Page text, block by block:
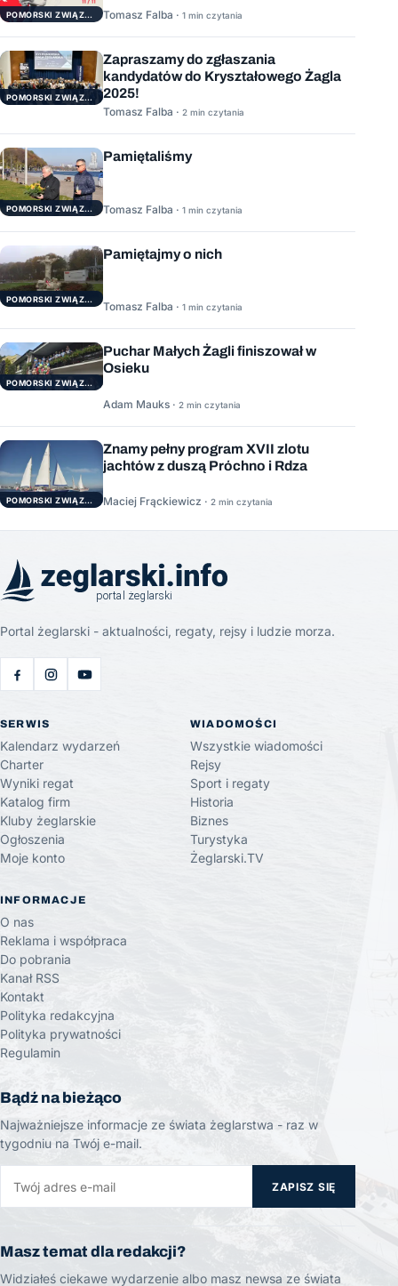
POMORSKI ZWIĄZEK ŻEGLARSKI Tomasz Falba · 1 min czytania
POMORSKI ZWIĄZEK ŻEGLARSKI
Zapraszamy do zgłaszania
kandydatów do Kryształowego Żagla
2025!
Tomasz Falba · 2 min czytania
POMORSKI ZWIĄZEK ŻEGLARSKI
Pamiętaliśmy
Tomasz Falba · 1 min czytania
POMORSKI ZWIĄZEK ŻEGLARSKI
Pamiętajmy o nich
Tomasz Falba · 1 min czytania
POMORSKI ZWIĄZEK ŻEGLARSKI
Puchar Małych Żagli finiszował w
Osieku
Adam Mauks · 2 min czytania
POMORSKI ZWIĄZEK ŻEGLARSKI
Znamy pełny program XVII zlotu
jachtów z duszą Próchno i Rdza
Maciej Frąckiewicz · 2 min czytania
Portal żeglarski - aktualności, regaty, rejsy i ludzie morza.
SERWIS
Kalendarz wydarzeń
Charter
Wyniki regat
Katalog firm
Kluby żeglarskie
Ogłoszenia
Moje konto
WIADOMOŚCI
Wszystkie wiadomości
Rejsy
Sport i regaty
Historia
Biznes
Turystyka
Żeglarski.TV
INFORMACJE
O nas
Reklama i współpraca
Do pobrania
Kanał RSS
Kontakt
Polityka redakcyjna
Polityka prywatności
Regulamin
Bądź na bieżąco
Najważniejsze informacje ze świata żeglarstwa - raz w
tygodniu na Twój e-mail.
ZAPISZ SIĘ
Masz temat dla redakcji?
Widziałeś ciekawe wydarzenie albo masz newsa ze świata